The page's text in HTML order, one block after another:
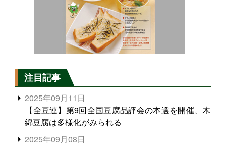
注目記事
2025年09月11日
【全豆連】第9回全国豆腐品評会の本選を開催、木
綿豆腐は多様化がみられる
2025年09月08日